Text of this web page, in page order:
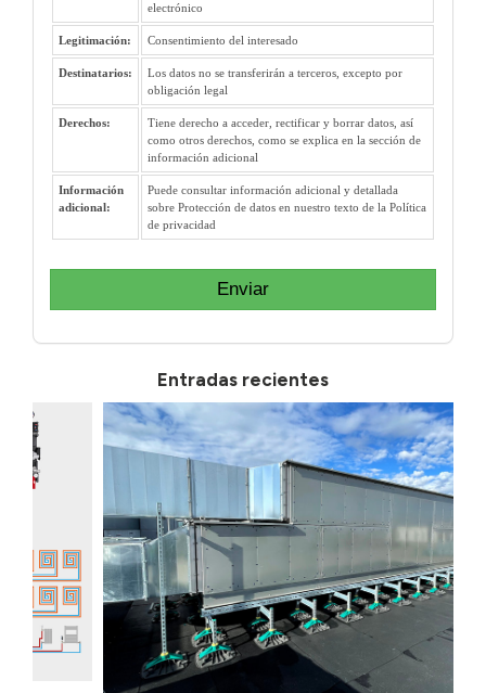
electrónico
Legitimación: Consentimiento del interesado
Destinatarios:
Los datos no se transferirán a terceros, excepto por
obligación legal
Derechos:
Tiene derecho a acceder, rectificar y borrar datos, así
como otros derechos, como se explica en la sección de
información adicional
Información
adicional:
Puede consultar información adicional y detallada
sobre Protección de datos en nuestro texto de la Política
de privacidad
Enviar
Entradas recientes